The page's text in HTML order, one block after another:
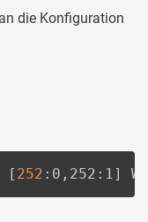
die Konfiguration
[ 252 :0,252:1]